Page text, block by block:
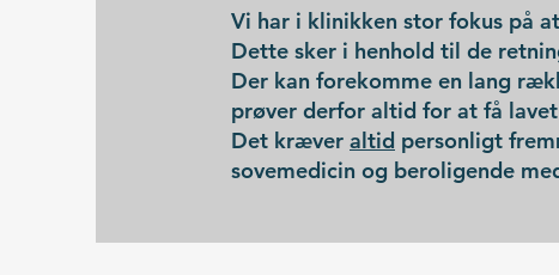
Vi har i klinikken stor fokus på
Dette sker i henhold til de
Der kan forekomme en lang
prøver derfor altid for at få
Det kræver altid personligt
sovemedicin og beroligende